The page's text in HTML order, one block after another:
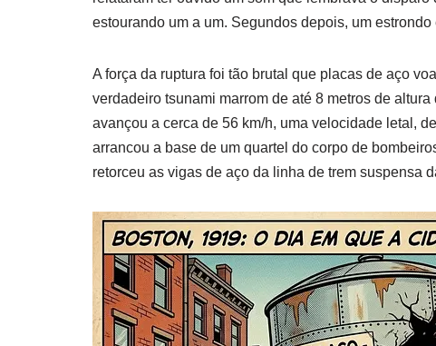
estourando um a um. Segundos depois, um
A força da ruptura foi tão brutal que placas de aço
verdadeiro tsunami marrom de até 8 metros de altura
avançou a cerca de 56 km/h, uma velocidade letal,
arrancou a base de um quartel do corpo de
retorceu as vigas de aço da linha de trem suspensa